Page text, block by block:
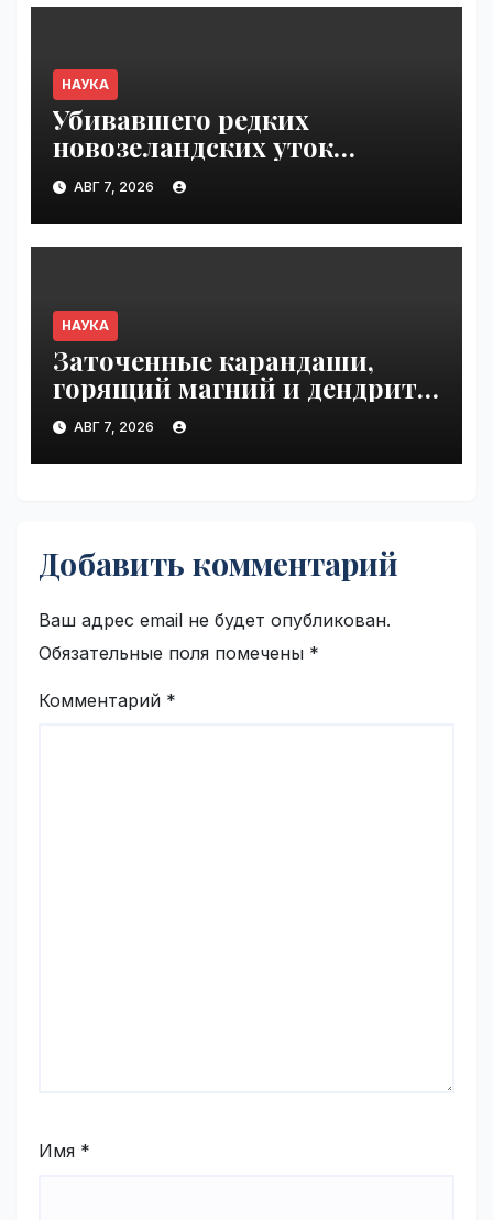
VseTime.ru
НАУКА
Убивавшего редких
новозеландских уток
одичавшего кота поймали
после трех лет поисков |
VseTime.ru
АВГ 7, 2026
НАУКА
Заточенные карандаши,
горящий магний и дендриты
серебра | VseTime.ru
АВГ 7, 2026
Добавить комментарий
Ваш адрес email не будет опубликован.
Обязательные поля помечены *
Комментарий *
Имя *